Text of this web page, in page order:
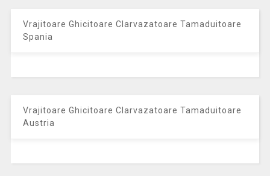
Vrajitoare Ghicitoare Clarvazatoare Tamaduitoare
Spania
Vrajitoare Ghicitoare Clarvazatoare Tamaduitoare
Austria